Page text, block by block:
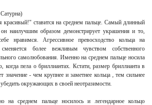
ставится на среднем пальце. Самый длинный
наилучшим образом демонстрирует украшения и то,
нравимся. Агрессивное превосходство
кольца на
сменяется более вежливым чувством собственного
самолюбования. Именно на среднем пальце носила
пела о бриллиантах. Кстати, размер бриллианта в
значение - чем крупнее и заметнее кольца , тем сильнее
убедить окружающих в своей неотразимости.
на среднем пальце носилось и легендарное кольцо